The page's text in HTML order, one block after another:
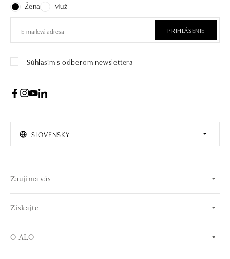
Žena
Muž
PRIHLÁSENIE
Súhlasím s odberom newslettera
SLOVENSKY
Zaujíma vás
Získajte
O ALO